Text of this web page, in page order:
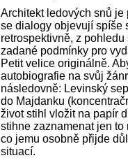
Architekt ledových snů je
se dialogy objevují spíše
retrospektivně, z
zadané podmínky pro
Petit velice originálně.
autobiografie na svůj
následovně: Levinský
do Majdanku
život stihl vložit na papír
stihne zaznamenat jen
co jemu osobně přijde
situací.